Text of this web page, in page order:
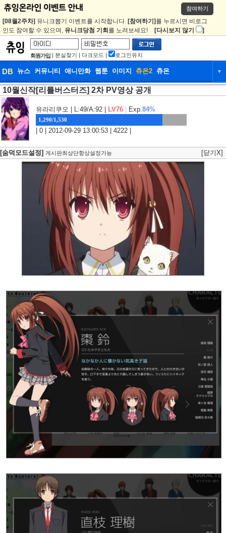
참여하기
[08월2주차] 유니크뽑기 이벤트를 시작합니다. [참여하기] 를 누르시면 비로그
인도 참여할 수 있으며, 유니크당첨 기회 를 노려보세요! [다시보지 않기 ]
회원가입 | 분실찾기 | 다크모드 | 로그인유지
DB 뉴스 커뮤니티 애니만화 웹툰 이미지 츄온2 츄온 ▼
DB 뉴스 커뮤니티
웹툰 이미지 츄온2
10월신작[리틀버스터즈] 2차 PV영상 공개
유라리쿠오 | L:49/A:92 | LV76 Exp.84%
1,290/1,530
| 0 | 2012-09-29 13:00:53 | 4222 |
[숨덕모드설정] 게시판최상단항상설정가능 [닫기X]